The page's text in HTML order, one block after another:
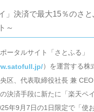
」決済で最大15％のさ
～
ータルサイト「さとふる」
）を運営する株
区、代表取締役社長 兼 CEO
の決済手段に新たに「楽天ペ
年9月7日の1日限定で「使